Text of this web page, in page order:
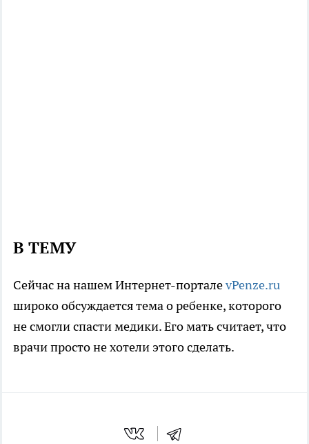
В ТЕМУ
Сейчас на нашем Интернет-порталеvPenze.ru
широко обсуждается тема о ребенке, которого
не смогли спасти медики. Его мать считает, что
врачи просто не хотели этого сделать.